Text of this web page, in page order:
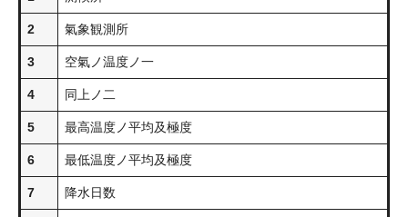
2 氣象観測所
3 空氣ノ温度ノ一
4 同上ノ二
5 最高温度ノ平均及極度
6 最低温度ノ平均及極度
7 降水日数